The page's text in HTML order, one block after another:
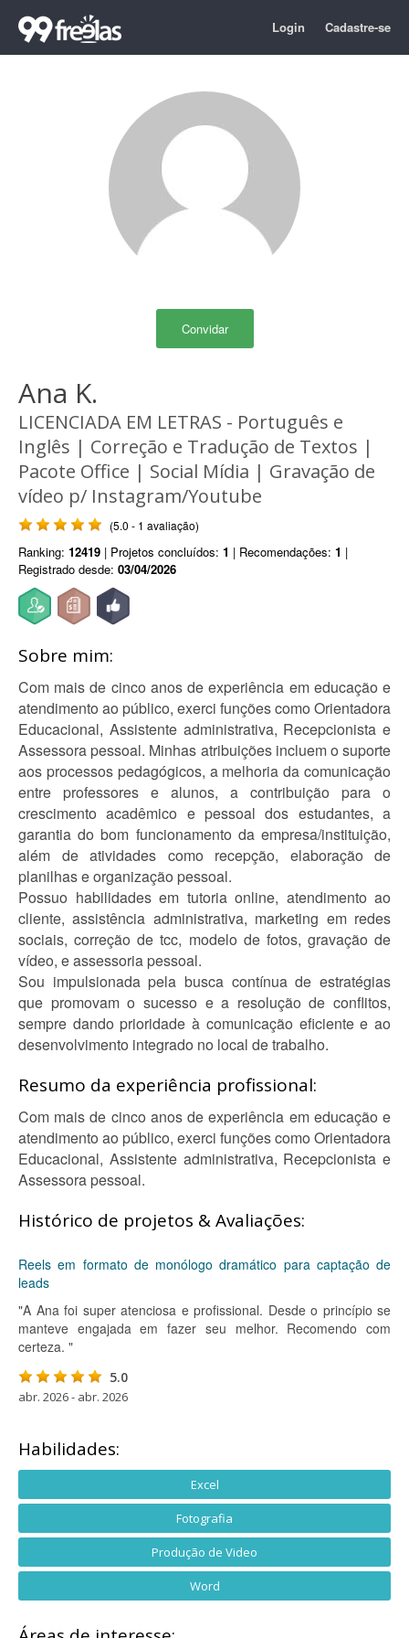
Login Cadastre-se
Convidar
Ana K.
LICENCIADA EM LETRAS - Português e
Inglês | Correção e Tradução de Textos |
Pacote Office | Social Mídia | Gravação de
vídeo p/ Instagram/Youtube
(5.0 - 1 avaliação)
Ranking: 12419 | Projetos concluídos: 1 | Recomendações: 1 |
Registrado desde: 03/04/2026
Sobre mim:
Com mais de cinco anos de experiência em educação e
atendimento ao público, exerci funções como Orientadora
Educacional, Assistente administrativa, Recepcionista e
Assessora pessoal. Minhas atribuições incluem o suporte
aos processos pedagógicos, a melhoria da comunicação
entre professores e alunos, a contribuição para o
crescimento acadêmico e pessoal dos estudantes, a
garantia do bom funcionamento da empresa/instituição,
além de atividades como recepção, elaboração de
planilhas e organização pessoal.
Possuo habilidades em tutoria online, atendimento ao
cliente, assistência administrativa, marketing em redes
sociais, correção de tcc, modelo de fotos, gravação de
vídeo, e assessoria pessoal.
Sou impulsionada pela busca contínua de estratégias
que promovam o sucesso e a resolução de conflitos,
sempre dando prioridade à comunicação eficiente e ao
desenvolvimento integrado no local de trabalho.
Resumo da experiência profissional:
Com mais de cinco anos de experiência em educação e
atendimento ao público, exerci funções como Orientadora
Educacional, Assistente administrativa, Recepcionista e
Assessora pessoal.
Histórico de projetos & Avaliações:
Reels em formato de monólogo dramático para captação de
leads
"A Ana foi super atenciosa e profissional. Desde o princípio se
manteve engajada em fazer seu melhor. Recomendo com
certeza. "
5.0
abr. 2026 - abr. 2026
Habilidades:
Excel
Fotografia
Produção de Video
Word